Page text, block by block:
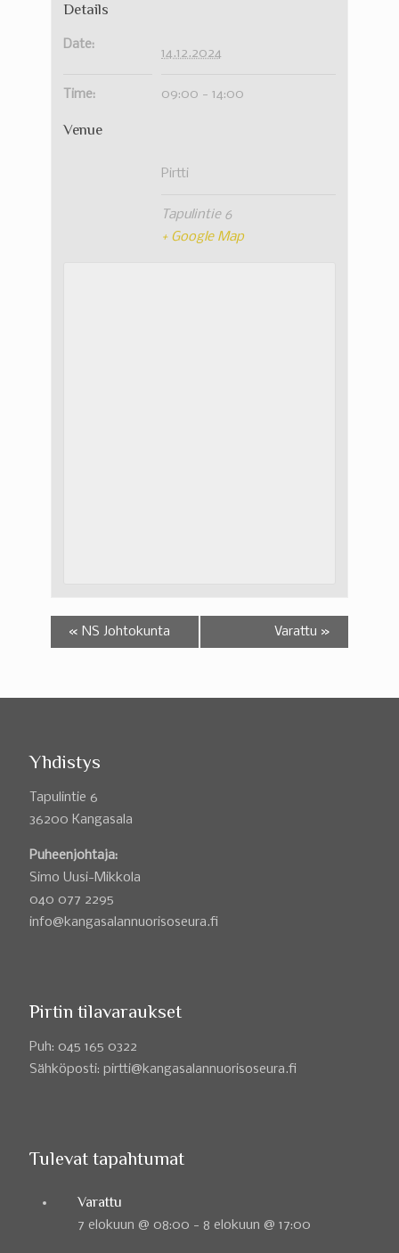
Details
Date:
14.12.2024
Time: 09:00 - 14:00
Venue
Pirtti
Tapulintie 6
+ Google Map
« NS Johtokunta Varattu »
Yhdistys
Tapulintie 6
36200 Kangasala
Puheenjohtaja:
Simo Uusi-Mikkola
040 077 2295
info@kangasalannuorisoseura.fi
Pirtin tilavaraukset
Puh: 045 165 0322
Sähköposti: pirtti@kangasalannuorisoseura.fi
Tulevat tapahtumat
Varattu
7 elokuun @ 08:00 - 8 elokuun @ 17:00